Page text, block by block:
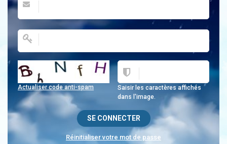
Saisir les caractères affichés
dans l'image.
Actualiser code anti-spam
Réinitialiser votre mot de passe